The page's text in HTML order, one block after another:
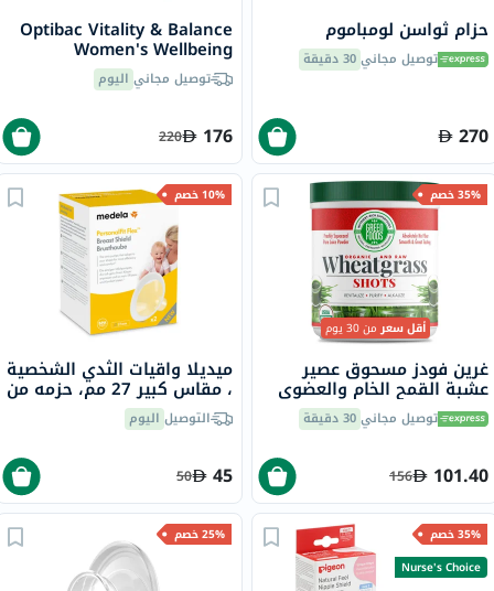
حزام ثواسن لومباموم
توصيل مجاني30 دقيقة
270
Optibac Vitality & Balance
Women's Wellbeing
Capsules, Digestive Support
- 30 Capsules
توصيل مجاني اليوم
176
220
35% خصم
أقل سعرمن 30 يوم
غرين فودز مسحوق عصير
عشبة القمح الخام والعضوي
150 جرام توصيل مجاني30 دقيقة
101.40
156
10% خصم
ميديلا واقيات الثدي الشخصية
، مقاس كبير 27 مم، حزمه من
قطعتين
التوصيل اليوم
45
50
35% خصم
Nurse's Choice
25% خصم